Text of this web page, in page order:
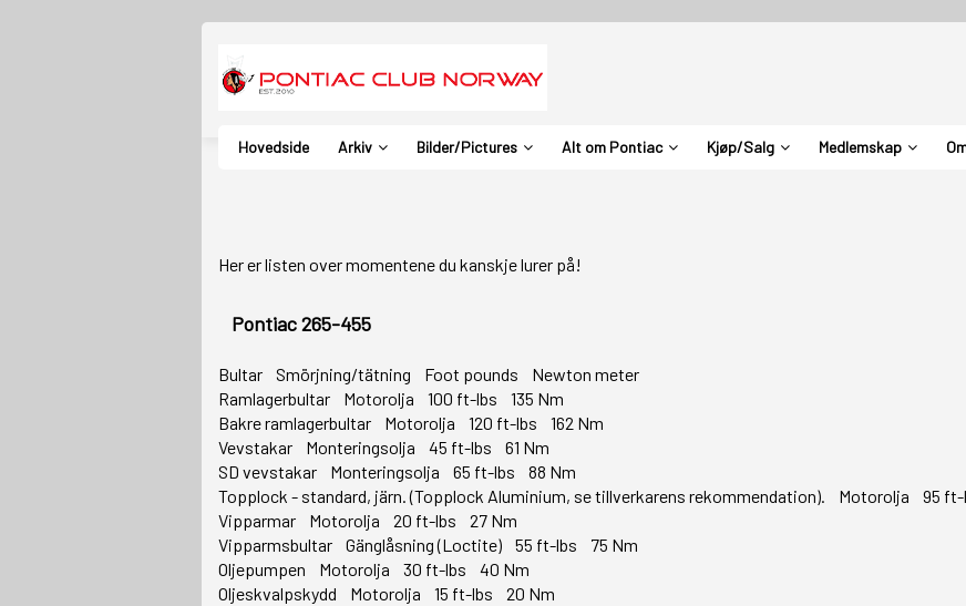
Hovedside Arkiv Bilder/Pictures Alt om Pontiac Kjøp/Salg Medlemskap
Her er listen over momentene du kanskje lurer på!
Pontiac 265-455
Bultar Smörjning/tätning Foot pounds Newton meter
Ramlagerbultar Motorolja 100 ft-lbs 135 Nm
Bakre ramlagerbultar Motorolja 120 ft-lbs 162 Nm
Vevstakar Monteringsolja 45 ft-lbs 61 Nm
SD vevstakar Monteringsolja 65 ft-lbs 88 Nm
Topplock - standard, järn. (Topplock Aluminium, se tillverkarens rekommendation). Motorolja 95
Vipparmar Motorolja 20 ft-lbs 27 Nm
Vipparmsbultar Gänglåsning (Loctite) 55 ft-lbs 75 Nm
Oljepumpen Motorolja 30 ft-lbs 40 Nm
Oljeskvalpskydd Motorolja 15 ft-lbs 20 Nm